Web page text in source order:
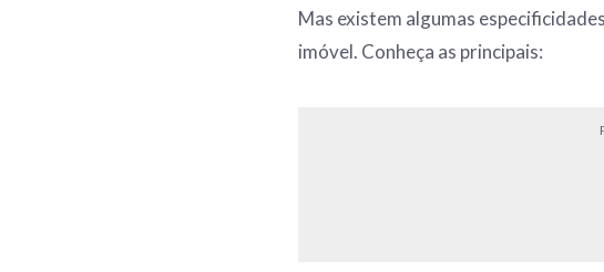
Mas existem algumas
imóvel. Conheça as principais: